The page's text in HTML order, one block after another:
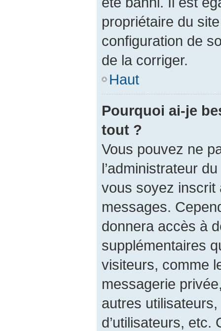
propriétaire du
configuration de
de la corriger.
Haut
Pourquoi ai-je
tout ?
Vous pouvez ne
l’administrateur
vous soyez inscrit
messages.
donnera accès à
supplémentaires
visiteurs, comme
messagerie
autres utilisateurs,
d’utilisateurs, etc.